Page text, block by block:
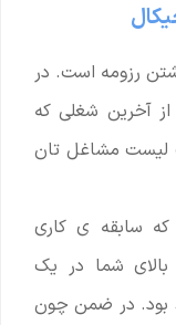
رزومه است. در
آخرین شغلی که
لیست مشاغل تان
که سابقه ی کاری
بالای شما در یک
بود. در ضمن چون